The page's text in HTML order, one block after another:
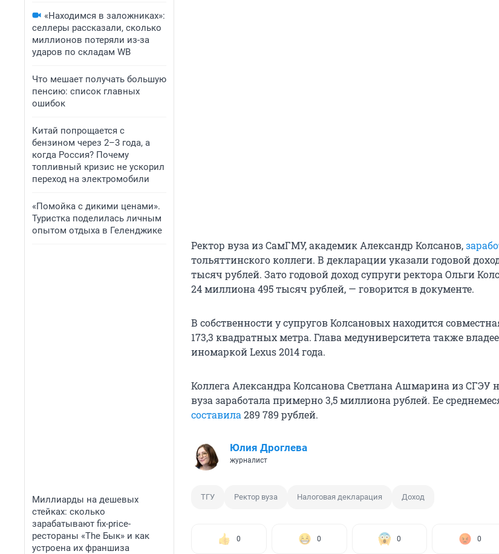
«Находимся в заложниках»:
селлеры рассказали, сколько
миллионов потеряли из-за
ударов по складам WB
Что мешает получать большую
пенсию: список главных
ошибок
Китай попрощается с
бензином через 2–3 года, а
когда Россия? Почему
топливный кризис не ускорил
переход на электромобили
«Помойка с дикими ценами».
Туристка поделилась личным
опытом отдыха в Геленджике
Миллиарды на дешевых
стейках: сколько
зарабатывают fix-price-
рестораны «The Бык» и как
устроена их франшиза
Ректор вуза из СамГМУ, академик Александр Колсанов,
тольяттинского коллеги. В декларации указали годовой
тысяч рублей. Зато годовой доход супруги ректора Ольги
24 миллиона 495 тысяч рублей, — говорится в документе.
В собственности у супругов Колсановых находится
173,3 квадратных метра. Глава медуниверситета также
иномаркой Lexus 2014 года.
Коллега Александра Колсанова Светлана Ашмарина из СГЭУ
вуза заработала примерно 3,5 миллиона рублей. Ее
составила 289 789 рублей.
Юлия Дроглева
журналист
ТГУ Ректор вуза Налоговая декларация Доход
0 0 0 0